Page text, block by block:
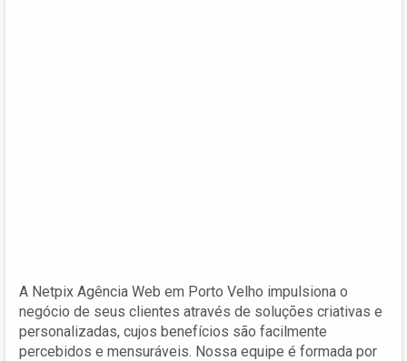
A Netpix Agência Web em Porto Velho impulsiona o
negócio de seus clientes através de soluções criativas e
personalizadas, cujos benefícios são facilmente
percebidos e mensuráveis. Nossa equipe é formada por